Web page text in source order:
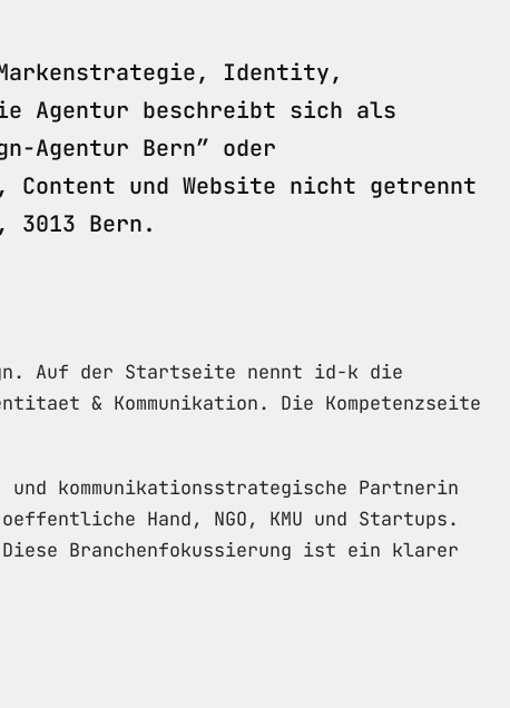
Identity,
Agentur beschreibt sich als
Agentur Bern” oder
Content und Website nicht getrennt
Bern.
Auf der Startseite nennt id-k die
& Kommunikation. Die Kompetenzseite
kommunikationsstrategische Partnerin
Hand, NGO, KMU und Startups.
Branchenfokussierung ist ein klarer